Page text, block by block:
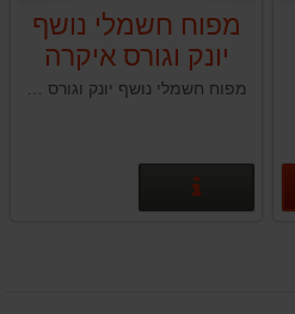
מפוח חשמלי נושף
יונק וגורס איקרה
IKRA ILS3000